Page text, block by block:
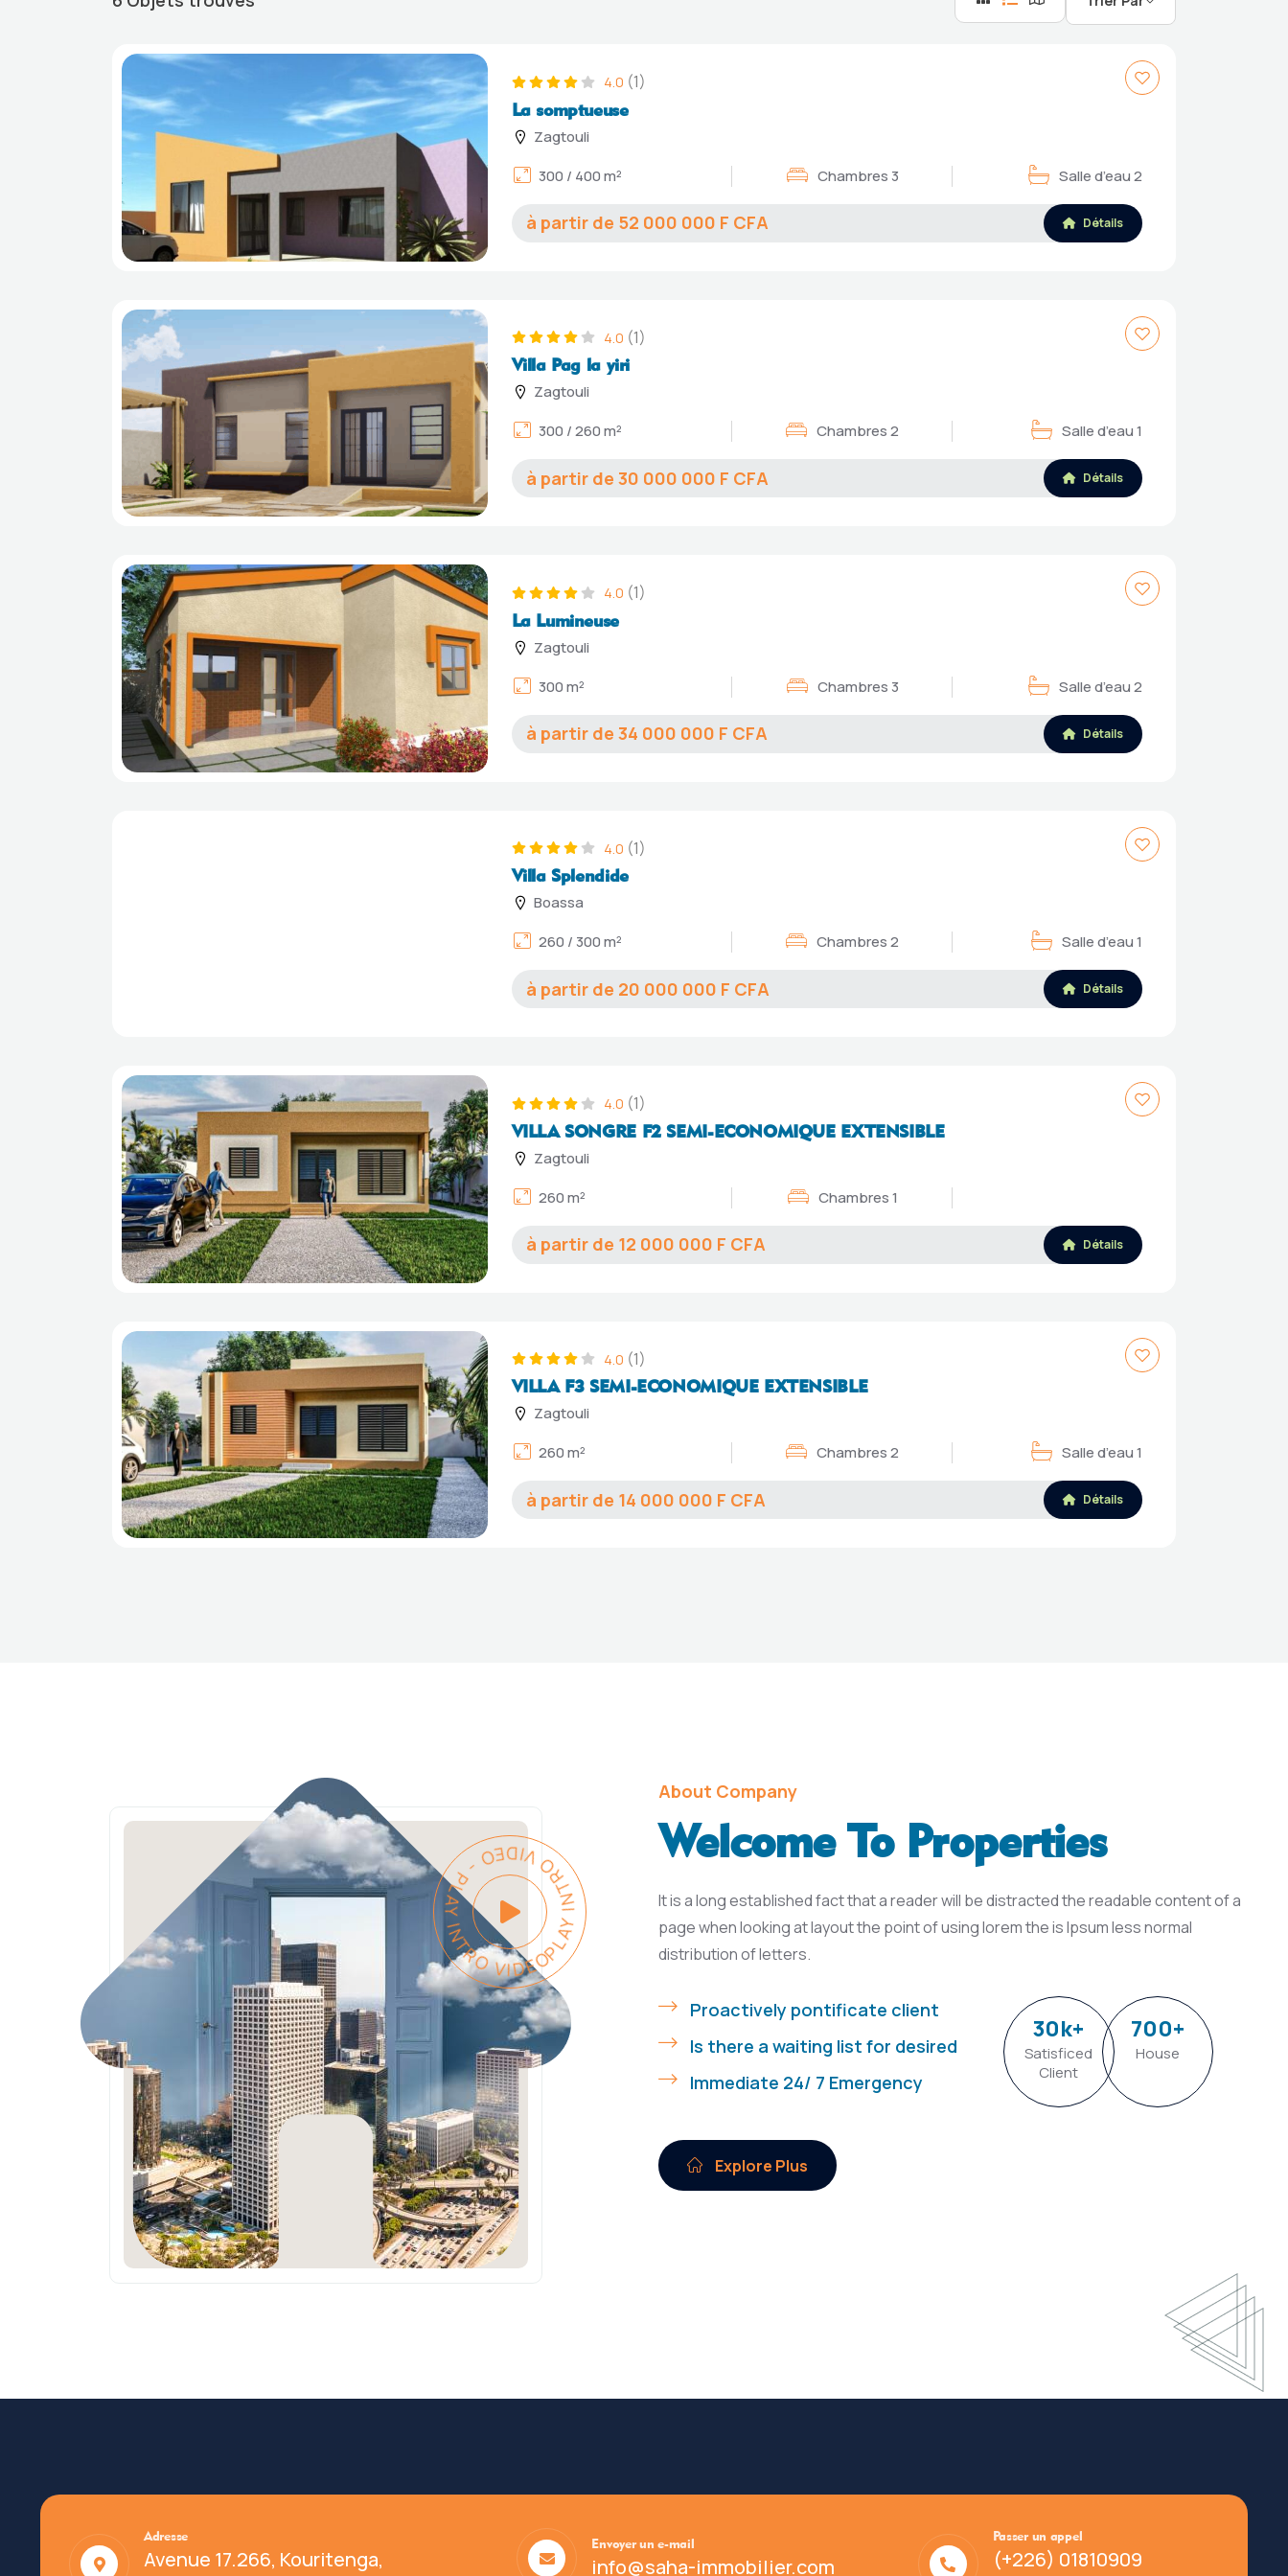
4.0 (1)
La somptueuse
Zagtouli
300 / 400 m²
Chambres 3 Salle d’eau 2
52 000 000 Détails
4.0 (1)
Villa Pag la yiri
Zagtouli
300 / 260 m²
Chambres 2 Salle d’eau 1
30 000 000 Détails
4.0 (1)
La Lumineuse
Zagtouli
300 m²
Chambres 3 Salle d’eau 2
34 000 000 Détails
4.0 (1)
Villa Splendide
Boassa
260 / 300 m²
Chambres 2 Salle d’eau 1
20 000 000 Détails
4.0 (1)
VILLA SONGRE F2 SEMI-ECONOMIQUE EXTENSIBLE
Zagtouli
260 m²
Chambres 1
12 000 000 Détails
4.0 (1)
VILLA F3 SEMI-ECONOMIQUE EXTENSIBLE
Zagtouli
260 m²
Chambres 2 Salle d’eau 1
14 000 000 Détails
PLAY INTRO VIDEO - PLAY INTRO VIDEO -
About Company
Welcome To Properties
It is a long established fact that a reader will be distracted the readable content of a
page when looking at layout the point of using lorem the is Ipsum less normal
distribution of letters.
Proactively pontificate client
Is there a waiting list for desired
Immediate 24/ 7 Emergency
30k+
Satisficed
Client
700+
House
Explore Plus
Adresse
Avenue 17.266, Kouritenga,
Envoyer un e-mail
info@saha-immobilier.com
Passer un appel
(+226) 01810909